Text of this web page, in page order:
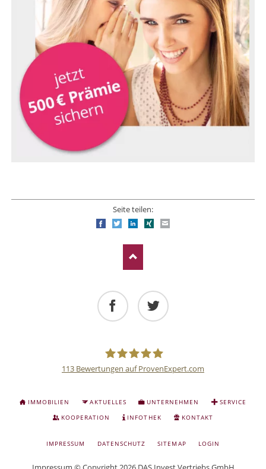
Seite teilen:
FacebookTwitterLinkedIn
Xing
Anlage
und
113 Bewertungen auf ProvenExpert.com
NAVIGATION
ÜBERSPRINGEN
IMMOBILIEN AKTUELLES UNTERNEHMEN
SERVICE
KOOPERATION
INFOTHEK KONTAKT
IMPRESSUM DATENSCHUTZ SITEMAP LOGIN